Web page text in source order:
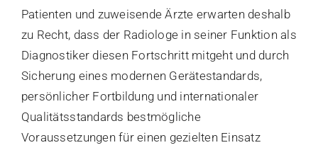
Patienten und zuweisende Ärzte erwarten deshalb
zu Recht, dass der Radiologe in seiner Funktion als
Diagnostiker diesen Fortschritt mitgeht und durch
Sicherung eines modernen Gerätestandards,
persönlicher Fortbildung und internationaler
Qualitätsstandards bestmögliche
Voraussetzungen für einen gezielten Einsatz